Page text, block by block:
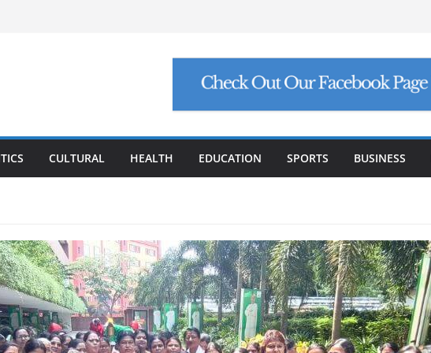
ମାଗିଲେ ଉନ୍ନୟନ କମିଶନର, ସଚିବଙ୍କୁ କଠୋର
ଠକେଇ, ମୁଖ୍ୟ ପ୍ରଶାସକଙ୍କ ଦସ୍ତଖତ ଜାଲ୍
ସୁପ୍ରିମକୋର୍ଟଙ୍କ ବଡ଼ ନିର୍ଦ୍ଦେଶ
୮ ଗ୍ରାମ ସୁନା-ଶାଢ଼ୀ, ଏଆଇ ପ୍ରଶିକ୍ଷଣ ପାଇଁ ୫
CULTURAL HEALTH EDUCATION SPORTS BUSINESS